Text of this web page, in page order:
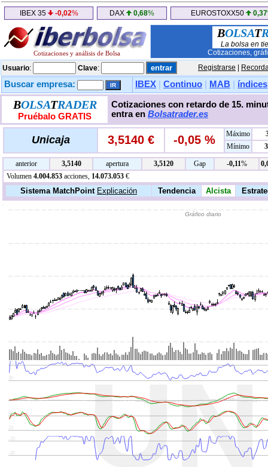
IBEX 35 -0,02% DAX 0,68% EUROSTOXX50 0,37
Cotizaciones y análisis de Bolsa
BOLSAT
La bolsa en
Cotizaciones,
Usuario: Clave: Registrarse
Buscar empresa: IBEX Continuo MAB índices
BOLSATRADER
Pruébalo GRATIS
Cotizaciones con retardo de 15.
entra en Bolsatrader.es
Unicaja 3,5140 € -0,05 % Máximo
Mínimo
anterior 3,5140 apertura 3,5120 Gap -0,11%
Volumen 4.004.853 acciones, 14.073.053 €